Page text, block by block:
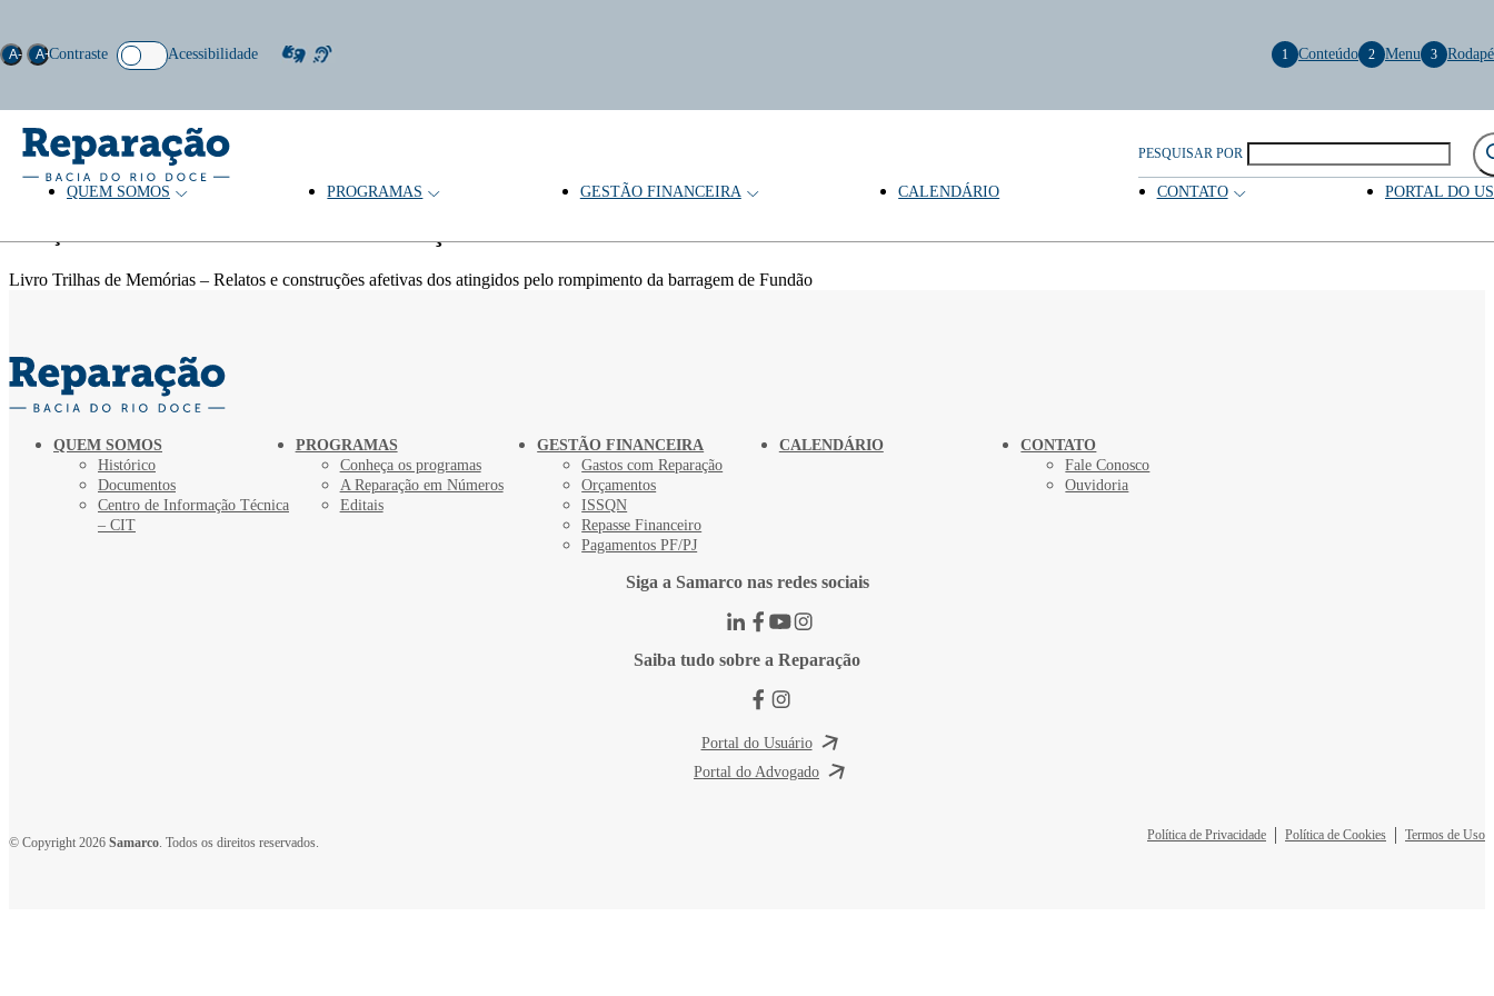
PESQUISAR POR
QUEM SOMOS PROGRAMAS GESTÃO FINANCEIRA CALENDÁRIO CONTATO PORTAL DO
Acessibilidade
A- A+Contraste 1 Conteúdo 2 Menu 3 Rodapé
Livro Trilhas de Memórias – Relatos e construções afetivas dos atingidos pelo rompimento da barragem de Fundão
QUEM SOMOS
Histórico
Documentos
Centro de Informação Técnica
– CIT
PROGRAMAS
Conheça os programas
A Reparação em Números
Editais
GESTÃO FINANCEIRA
Gastos com Reparação
Orçamentos
ISSQN
Repasse Financeiro
Pagamentos PF/PJ
CALENDÁRIO
CONTATO
Fale Conosco
Ouvidoria
Siga a Samarco nas redes sociais
Saiba tudo sobre a Reparação
Portal do Usuário
Portal do Advogado
© Copyright 2026 Samarco . Todos os direitos reservados. Política de Privacidade Política de Cookies Termos de Uso